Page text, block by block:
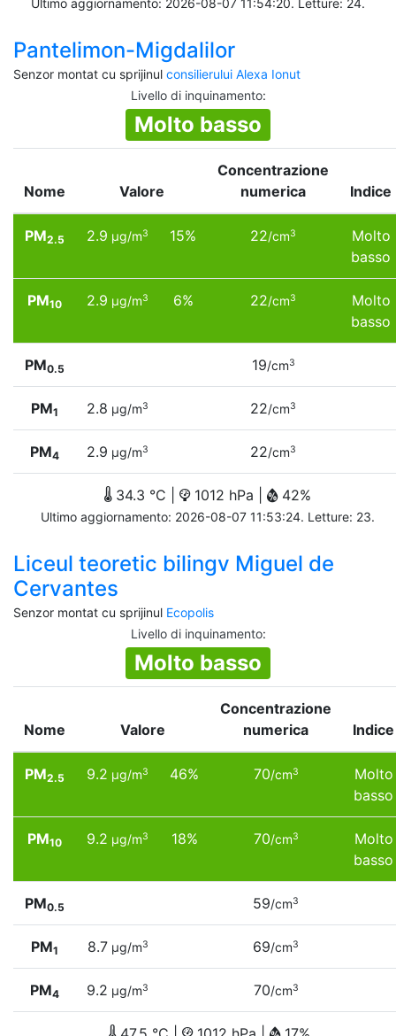
Ultimo aggiornamento: 2026-08-07 11:54:20. Letture: 24.
Pantelimon-Migdalilor
Senzor montat cu sprijinul consilierului Alexa Ionut
Livello di inquinamento:
Molto basso
Nome Valore
Concentrazione
numerica
Indice
PM2.5 2.9 µg/m3 15% 22/cm3
Molto
basso
PM10 2.9 µg/m3 6% 22/cm3
Molto
basso
PM0.5 19/cm3
PM1 2.8 µg/m3 22/cm3
PM4 2.9 µg/m3 22/cm3
34.3 °C | 1012 hPa | 42%
Ultimo aggiornamento: 2026-08-07 11:53:24. Letture: 23.
Liceul teoretic bilingv Miguel de
Cervantes
Senzor montat cu sprijinul Ecopolis
Livello di inquinamento:
Molto basso
Nome Valore
Concentrazione
numerica
Indice
PM2.5 9.2 µg/m3 46% 70/cm3
Molto
basso
PM10 9.2 µg/m3 18% 70/cm3
Molto
basso
PM0.5 59/cm3
PM1 8.7µg/m3 69/cm3
PM4 9.2 µg/m3 70/cm3